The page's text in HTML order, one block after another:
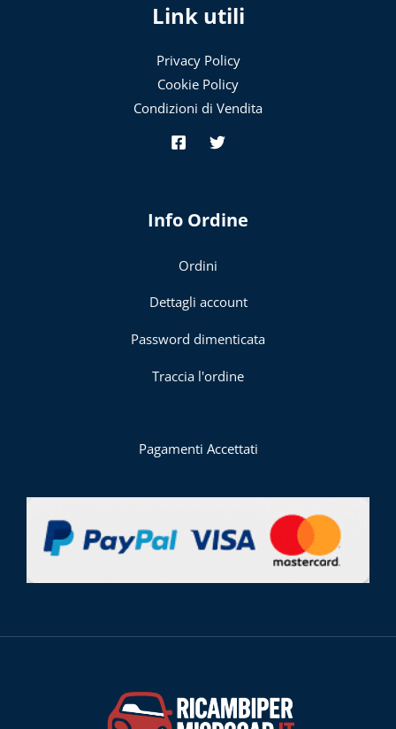
Link utili
Privacy Policy
Cookie Policy
Condizioni di Vendita
Info Ordine
Ordini
Dettagli account
Password dimenticata
Traccia l'ordine
Pagamenti Accettati